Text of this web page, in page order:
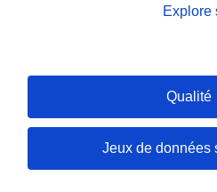
Explore
Qualité
Jeux de données